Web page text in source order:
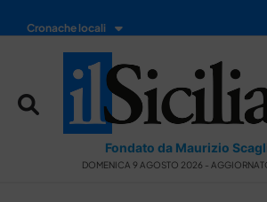
Cronache locali
Fondato da Maurizio
DOMENICA 9 AGOSTO 2026 -